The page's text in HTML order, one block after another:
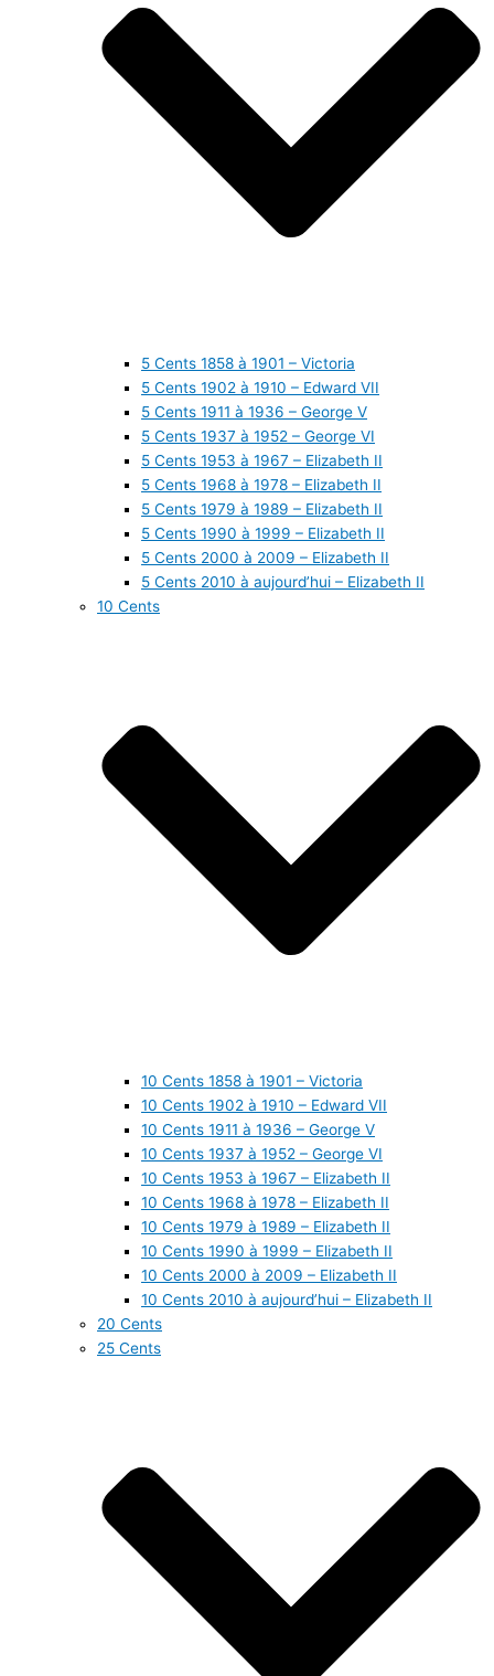
5 Cents 1858 à 1901 – Victoria
5 Cents 1902 à 1910 – Edward VII
5 Cents 1911 à 1936 – George V
5 Cents 1937 à 1952 – George VI
5 Cents 1953 à 1967 – Elizabeth II
5 Cents 1968 à 1978 – Elizabeth II
5 Cents 1979 à 1989 – Elizabeth II
5 Cents 1990 à 1999 – Elizabeth II
5 Cents 2000 à 2009 – Elizabeth II
5 Cents 2010 à aujourd’hui – Elizabeth II
10 Cents
10 Cents 1858 à 1901 – Victoria
10 Cents 1902 à 1910 – Edward VII
10 Cents 1911 à 1936 – George V
10 Cents 1937 à 1952 – George VI
10 Cents 1953 à 1967 – Elizabeth II
10 Cents 1968 à 1978 – Elizabeth II
10 Cents 1979 à 1989 – Elizabeth II
10 Cents 1990 à 1999 – Elizabeth II
10 Cents 2000 à 2009 – Elizabeth II
10 Cents 2010 à aujourd’hui – Elizabeth II
20 Cents
25 Cents